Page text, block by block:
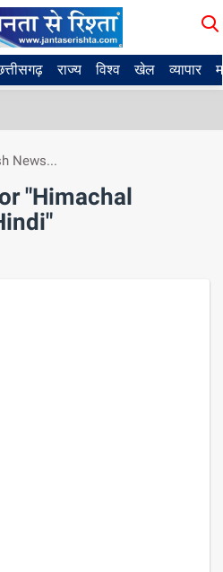
राज्य विश्व खेल व्यापार
News...
"Himachal